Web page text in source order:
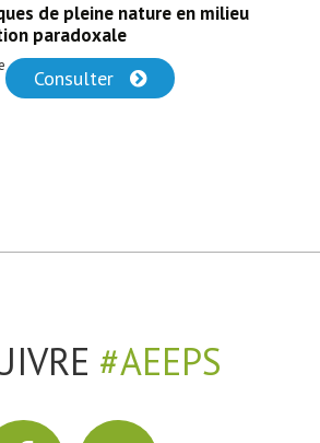
de pleine nature en milieu
paradoxale
Consulter
#AEEPS